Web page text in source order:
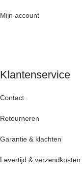
Mijn account
Klantenservice
Contact
Retourneren
Garantie & klachten
Levertijd & verzendkosten